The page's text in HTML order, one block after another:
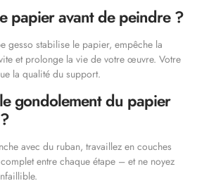
papier avant de peindre ?
gesso stabilise le papier, empêche la
et prolonge la vie de votre œuvre. Votre
la qualité du support.
gondolement du papier
avec du ruban, travaillez en couches
entre chaque étape – et ne noyez